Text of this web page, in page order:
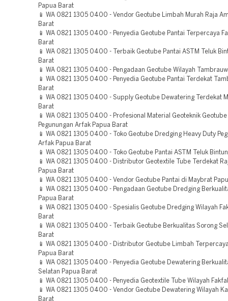
Papua Barat
📱 WA 0821 1305 0400 - Vendor Geotube Limbah Murah Raja
Barat
📱 WA 0821 1305 0400 - Penyedia Geotube Pantai Terpercaya
Barat
📱 WA 0821 1305 0400 - Terbaik Geotube Pantai ASTM Teluk
Barat
📱 WA 0821 1305 0400 - Pengadaan Geotube Wilayah
📱 WA 0821 1305 0400 - Penyedia Geotube Pantai Terdekat
Barat
📱 WA 0821 1305 0400 - Supply Geotube Dewatering Terdekat
Barat
📱 WA 0821 1305 0400 - Profesional Material Geoteknik
Pegunungan Arfak Papua Barat
📱 WA 0821 1305 0400 - Toko Geotube Dredging Heavy Duty
Arfak Papua Barat
📱 WA 0821 1305 0400 - Toko Geotube Pantai ASTM Teluk
📱 WA 0821 1305 0400 - Distributor Geotextile Tube Terdekat
Papua Barat
📱 WA 0821 1305 0400 - Vendor Geotube Pantai di Maybrat
📱 WA 0821 1305 0400 - Pengadaan Geotube Dredging
Papua Barat
📱 WA 0821 1305 0400 - Spesialis Geotube Dredging Wilayah
Barat
📱 WA 0821 1305 0400 - Terbaik Geotube Berkualitas Sorong
Barat
📱 WA 0821 1305 0400 - Distributor Geotube Limbah
Papua Barat
📱 WA 0821 1305 0400 - Penyedia Geotube Dewatering
Selatan Papua Barat
📱 WA 0821 1305 0400 - Penyedia Geotextile Tube Wilayah
📱 WA 0821 1305 0400 - Vendor Geotube Dewatering Wilayah
Barat